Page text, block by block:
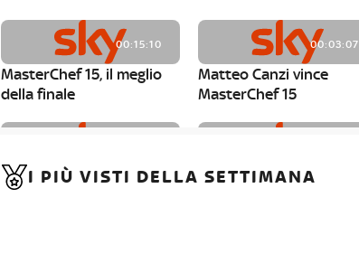
00:15:10
MasterChef 15, il meglio
della finale
00:03:07
Matteo Canzi vince
MasterChef 15
MasterChef 15, Carlotta è
MasterChef 15, Matteo
I PIÙ VISTI DELLA SETTIMANA